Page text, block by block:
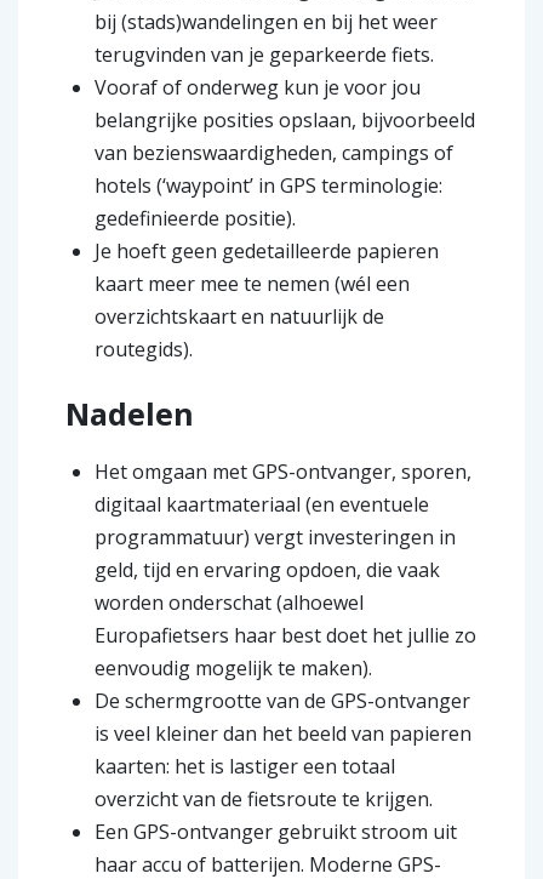
bij (stads)wandelingen en bij het weer
terugvinden van je geparkeerde fiets.
Vooraf of onderweg kun je voor jou
belangrijke posities opslaan, bijvoorbeeld
van bezienswaardigheden, campings of
hotels (‘waypoint’ in GPS terminologie:
gedefinieerde positie).
Je hoeft geen gedetailleerde papieren
kaart meer mee te nemen (wél een
overzichtskaart en natuurlijk de
routegids).
Nadelen
Het omgaan met GPS-ontvanger, sporen,
digitaal kaartmateriaal (en eventuele
programmatuur) vergt investeringen in
geld, tijd en ervaring opdoen, die vaak
worden onderschat (alhoewel
Europafietsers haar best doet het jullie zo
eenvoudig mogelijk te maken).
De schermgrootte van de GPS-ontvanger
is veel kleiner dan het beeld van papieren
kaarten: het is lastiger een totaal
overzicht van de fietsroute te krijgen.
Een GPS-ontvanger gebruikt stroom uit
haar accu of batterijen. Moderne GPS-